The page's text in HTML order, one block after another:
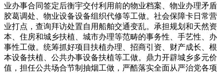
业办事合同签定后衡宇交付利用前的物业档案、物业办理矛盾
胶葛调处、物业设备设备组织代修等工做。社会保障卡日常营
业打点，查询拜访处置自用船舶交通变乱。承担规划和天然资
本、住房和城乡扶植、城市办理等范畴的事务性、手艺性、办
事性工做。统筹抓好项目扶植办理、招商引资、财产成长、根
本设备扶植、公共办事设备扶植等工做。鼎力开辟城乡多元价
值，担任公共场合节制抽烟工做，严酷落实全面从严治党各项